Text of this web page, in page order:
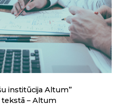
institūcija Altum”
– Altum